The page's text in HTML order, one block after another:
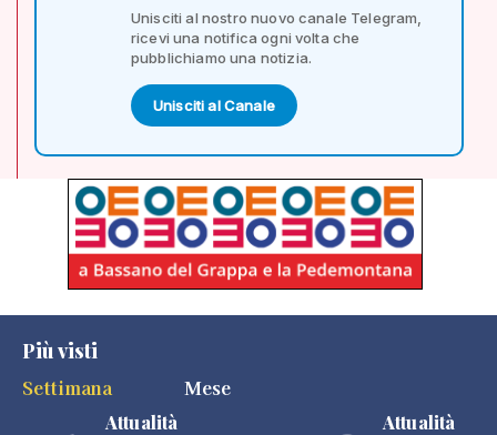
Unisciti al nostro nuovo canale Telegram,
ricevi una notifica ogni volta che
pubblichiamo una notizia.
Unisciti al Canale
Più visti
Settimana
Mese
Attualità Attualità